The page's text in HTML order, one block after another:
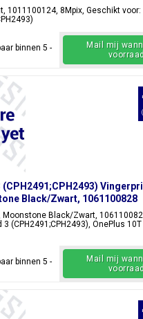
1011100124, 8Mpix, Geschikt voor:
binnen 5 -
Mail mij
(CPH2491;CPH2493)
Black/Zwart, 1061100828
Moonstone Black/Zwart,
(CPH2491;CPH2493), OnePlus 10T
binnen 5 -
Mail mij